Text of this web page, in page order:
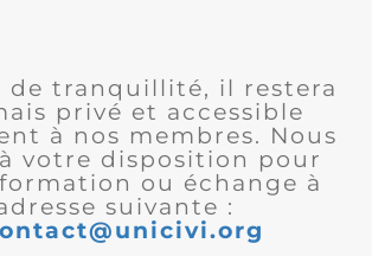
de tranquillité, il restera
privé et accessible
à nos membres. Nous
votre disposition pour
ou échange à
suivante :